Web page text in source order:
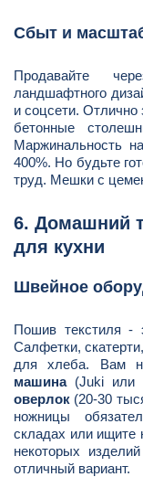
Сбыт и
Продавайте
ландшафтного
и соцсети. Отлично
бетонные
Маржинальность
400%. Но будьте
труд. Мешки с
6. Домашний
для кухни
Швейное
Пошив текстиля -
Салфетки,
для хлеба. Вам
машина(Juki или
оверлок (20-30
ножницы
складах или ищите
некоторых
отличный вариант.